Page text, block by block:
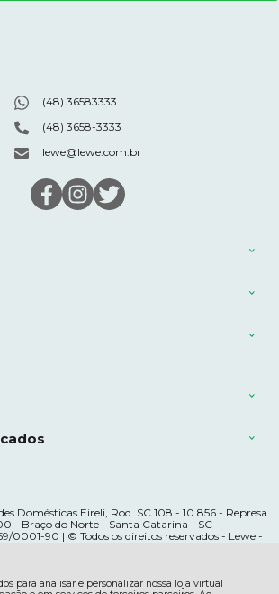
para analisar e personalizar nossa loja virtual
(48) 36583333
(48) 3658-3333
lewe@lewe.com.br
Domésticas Eireli, Rod. SC 108 - 10.856 - Represa
- Braço do Norte - Santa Catarina - SC
0001-90 | © Todos os direitos reservados - Lewe -